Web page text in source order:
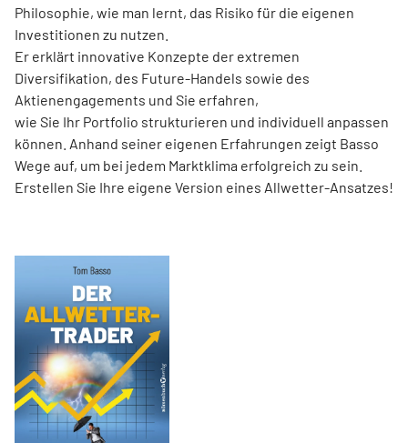
Philosophie, wie man lernt, das Risiko für die eigenen
Investitionen zu nutzen.
Er erklärt innovative Konzepte der extremen
Diversifikation, des Future-Handels sowie des
Aktienengagements und Sie erfahren,
wie Sie Ihr Portfolio strukturieren und individuell anpassen
können. Anhand seiner eigenen Erfahrungen zeigt Basso
Wege auf, um bei jedem Marktklima erfolgreich zu sein.
Erstellen Sie Ihre eigene Version eines Allwetter-Ansatzes!